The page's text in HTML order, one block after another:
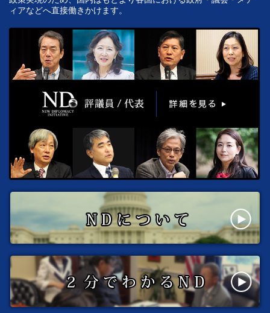
ィアなどへ直接働きかけます。